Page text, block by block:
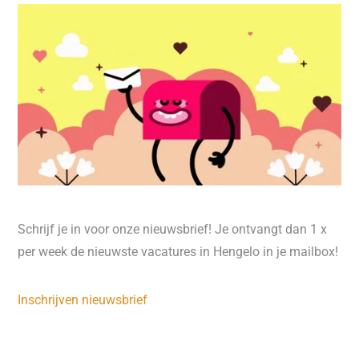
Schrijf je in voor onze nieuwsbrief! Je ontvangt dan 1 x
per week de nieuwste vacatures in Hengelo in je mailbox!
Inschrijven nieuwsbrief